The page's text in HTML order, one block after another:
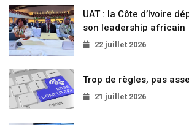
UAT : la Côte d’Ivoire
son leadership africain
22 juillet 2026
Trop de règles, pas
21 juillet 2026